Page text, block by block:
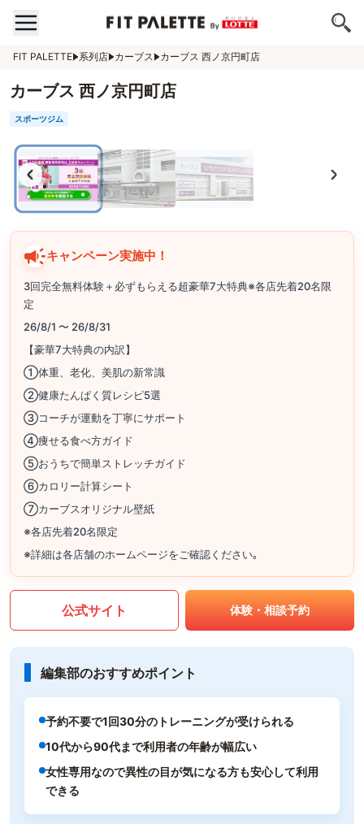
FIT PALETTE 系列店 カーブス カーブス 西ノ京円町店
カーブス 西ノ京円町店
スポーツジム
キャンペーン実施中！
3回完全無料体験＋必ずもらえる超豪華7大特典※各店先着20名限
定
26/8/1 〜 26/8/31
【豪華7大特典の内訳】
①体重、老化、美肌の新常識
②健康たんぱく質レシピ5選
③コーチが運動を丁寧にサポート
④痩せる食べ方ガイド
⑤おうちで簡単ストレッチガイド
⑥カロリー計算シート
⑦カーブスオリジナル壁紙
※各店先着20名限定
※詳細は各店舗のホームページをご確認ください｡
公式サイト 体験・相談予約
編集部のおすすめポイント
予約不要で1回30分のトレーニングが受けられる
10代から90代まで利用者の年齢が幅広い
女性専用なので異性の目が気になる方も安心して利用
できる